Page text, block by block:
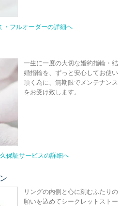
・フルオーダーの詳細へ
一生に一度の大切な婚約指輪・結
婚指輪を、ずっと安心してお使い
頂く為に、無期限でメンテナンス
をお受け致します。
保証サービスの詳細へ
リングの内側と心に刻むふたりの
願いを込めてシークレットストー